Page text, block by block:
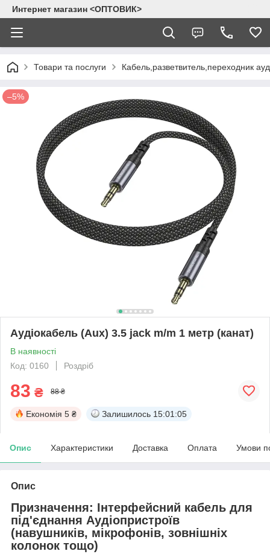
Интернет магазин <ОПТОВИК>
Товари та послуги Кабель,разветвитель,переходник
–5%
Аудіокабель (Aux) 3.5 jack m/m 1 метр (канат)
В наявності
Код: 0160
Роздріб
83 ₴ 88 ₴
Економія 5 ₴ Залишилось 15:01:05
Опис Характеристики Доставка Оплата Умови
Опис
Призначення: Інтерфейсний кабель для
під'єднання Аудіопристроїв
(навушників, мікрофонів, зовнішніх
колонок тощо)